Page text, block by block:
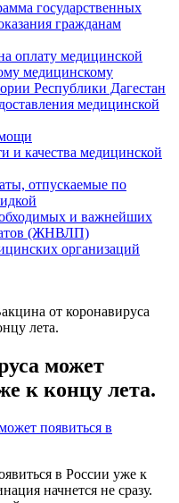
государственных
гражданам
оплату медицинской
медицинскому
Республики Дагестан
медицинской
и качества медицинской
отпускаемые по
и важнейших
(ЖНВЛП)
организаций
от коронавируса
лета.
может
к концу лета.
в России уже к
начнется не сразу.